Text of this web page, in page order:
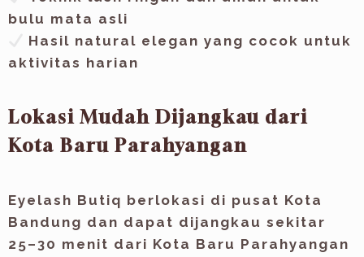
bulu mata asli
Hasil natural elegan yang cocok untuk
aktivitas harian
Lokasi Mudah Dijangkau dari
Kota Baru Parahyangan
Eyelash Butiq berlokasi di pusat Kota
Bandung dan dapat dijangkau sekitar
25–30 menit dari Kota Baru Parahyangan